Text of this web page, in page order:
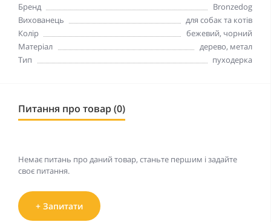
Бренд
Bronzedog
Вихованець
для собак та котів
Колір
бежевий, чорний
Матеріал
дерево, метал
Тип
пуходерка
Питання про товар (0)
Немає питань про даний товар, станьте першим і задайте
своє питання.
+ Запитати